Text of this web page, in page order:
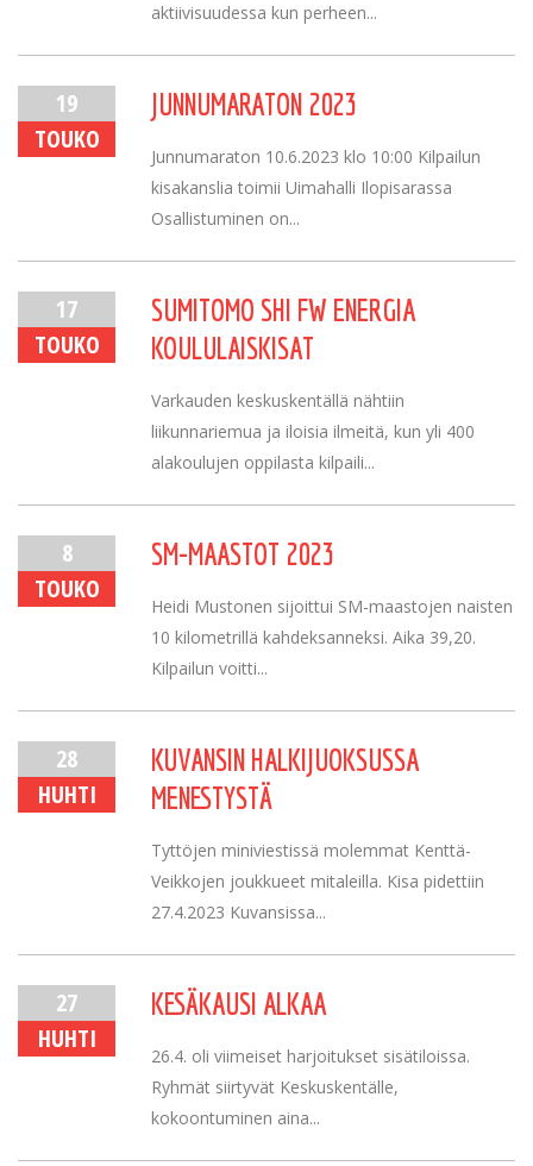
aktiivisuudessa kun perheen...
19
TOUKO
JUNNUMARATON 2023
Junnumaraton 10.6.2023 klo 10:00 Kilpailun
kisakanslia toimii Uimahalli Ilopisarassa
Osallistuminen on...
17
TOUKO
SUMITOMO SHI FW ENERGIA
KOULULAISKISAT
Varkauden keskuskentällä nähtiin
liikunnariemua ja iloisia ilmeitä, kun yli 400
alakoulujen oppilasta kilpaili...
8
TOUKO
SM-MAASTOT 2023
Heidi Mustonen sijoittui SM-maastojen naisten
10 kilometrillä kahdeksanneksi. Aika 39,20.
Kilpailun voitti...
28
HUHTI
KUVANSIN HALKIJUOKSUSSA
MENESTYSTÄ
Tyttöjen miniviestissä molemmat Kenttä-
Veikkojen joukkueet mitaleilla. Kisa pidettiin
27.4.2023 Kuvansissa...
27
HUHTI
KESÄKAUSI ALKAA
26.4. oli viimeiset harjoitukset sisätiloissa.
Ryhmät siirtyvät Keskuskentälle,
kokoontuminen aina...